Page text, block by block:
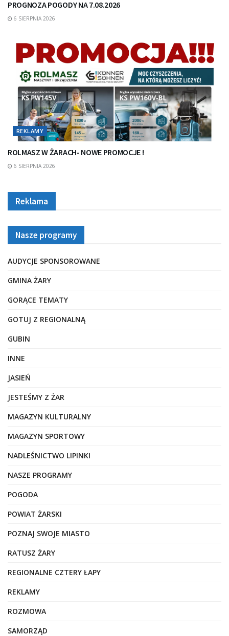
PROGNOZA POGODY NA 7.08.2026
6 SIERPNIA 2026
REKLAMY
ROLMASZ W ŻARACH- NOWE PROMOCJE !
6 SIERPNIA 2026
Reklama
Nasze programy
AUDYCJE SPONSOROWANE
GMINA ŻARY
GORĄCE TEMATY
GOTUJ Z REGIONALNĄ
GUBIN
INNE
JASIEŃ
JESTEŚMY Z ŻAR
MAGAZYN KULTURALNY
MAGAZYN SPORTOWY
NADLEŚNICTWO LIPINKI
NASZE PROGRAMY
POGODA
POWIAT ŻARSKI
POZNAJ SWOJE MIASTO
RATUSZ ŻARY
REGIONALNE CZTERY ŁAPY
REKLAMY
ROZMOWA
SAMORZĄD